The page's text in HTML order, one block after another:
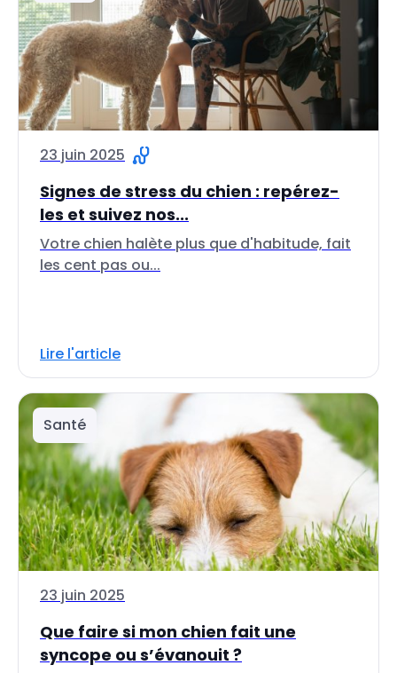
23 juin 2025
Signes de stress du chien : repérez-
les et suivez nos...
Votre chien halète plus que d'habitude, fait
les cent pas ou...
Lire l'article
Santé
23 juin 2025
Que faire si mon chien fait une
syncope ou s’évanouit ?